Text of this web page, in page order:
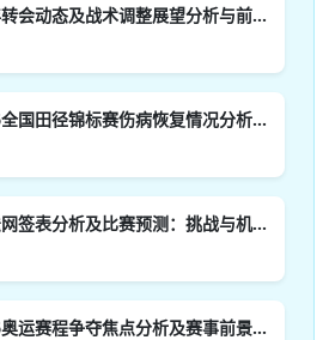
曼城2026年转会动态及战术调整展望分析与前景预测
苏炳添2026全国田径锦标赛伤病恢复情况分析与前景展望
李娜2026法网签表分析及比赛预测：挑战与机遇并存的前景展望
张雨霏2026奥运赛程争夺焦点分析及赛事前景展望